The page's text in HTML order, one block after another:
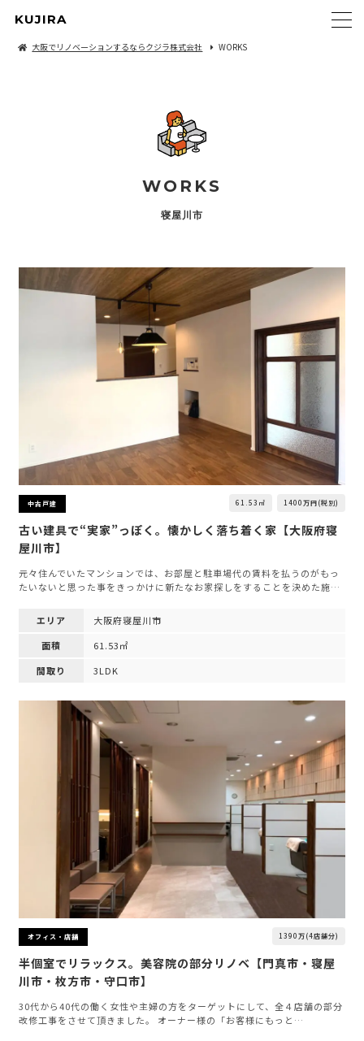
KUJIRA
大阪でリノベーションするならクジラ株式会社 WORKS
WORKS
寝屋川市
中古戸建 61.53㎡ 1400万円(税別)
古い建具で“実家”っぽく。懐かしく落ち着く家【大阪府寝
屋川市】
元々住んでいたマンションでは、お部屋と駐車場代の賃料を払うのがもっ
たいないと思った事をきっかけに新たなお家探しをすることを決めた施…
エリア
大阪府寝屋川市
面積
61.53㎡
間取り
3LDK
オフィス・店舗 1390万(4店舗分)
半個室でリラックス。美容院の部分リノベ【門真市・寝屋
川市・枚方市・守口市】
30代から40代の働く女性や主婦の方をターゲットにして、全４店舗の部分
改修工事をさせて頂きました。 オーナー様の「お客様にもっと…